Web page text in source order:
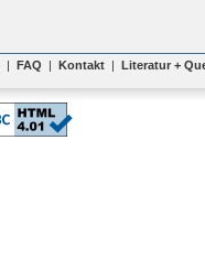
| FAQ | Kontakt | Literatur +